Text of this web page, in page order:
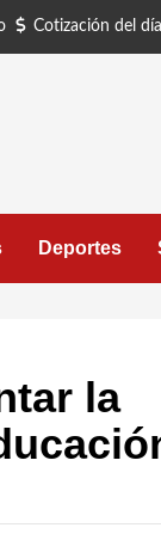
Cotización del día
Deportes
la